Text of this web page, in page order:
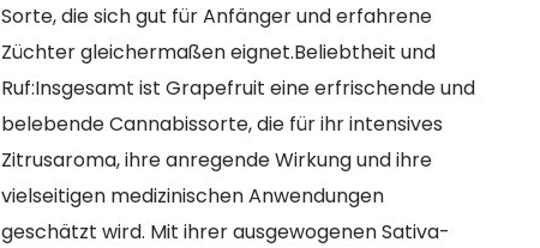
Sorte, die sich gut für Anfänger und erfahrene
Züchter gleichermaßen eignet.Beliebtheit und
Ruf:Insgesamt ist Grapefruit eine erfrischende und
belebende Cannabissorte, die für ihr intensives
Zitrusaroma, ihre anregende Wirkung und ihre
vielseitigen medizinischen Anwendungen
geschätzt wird. Mit ihrer ausgewogenen Sativa-